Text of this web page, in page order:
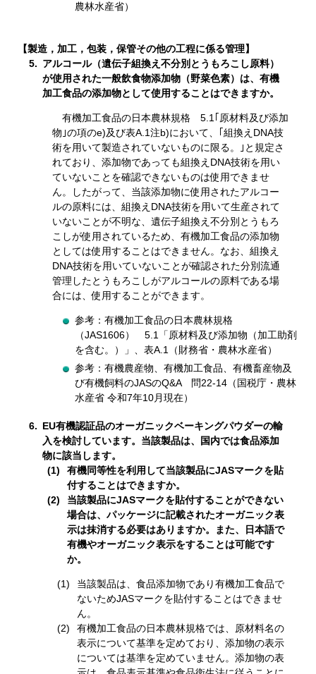
農林水産省）
【製造，加工，包装，保管その他の工程に係る管理】
5. アルコール（遺伝子組換え不分別とうもろこし原料）
が使用された一般飲食物添加物（野菜色素）は、有機
加工食品の添加物として使用することはできますか。
有機加工食品の日本農林規格 5.1｢原材料及び添加
物｣の項のe)及び表A.1注b)において、｢組換えDNA技
術を用いて製造されていないものに限る。｣と規定さ
れており、添加物であっても組換えDNA技術を用い
ていないことを確認できないものは使用できませ
ん。したがって、当該添加物に使用されたアルコー
ルの原料には、組換えDNA技術を用いて生産されて
いないことが不明な、遺伝子組換え不分別とうもろ
こしが使用されているため、有機加工食品の添加物
としては使用することはできません。なお、組換え
DNA技術を用いていないことが確認された分別流通
管理したとうもろこしがアルコールの原料である場
合には、使用することができます。
参考：有機加工食品の日本農林規格
（JAS1606） 5.1「原材料及び添加物（加工助剤
を含む。）」、表A.1（財務省・農林水産省）
参考：有機農産物、有機加工食品、有機畜産物及
び有機飼料のJASのQ&A 問22-14（国税庁・農林
水産省 令和7年10月現在）
6. EU有機認証品のオーガニックベーキングパウダーの輸
入を検討しています。当該製品は、国内では食品添加
物に該当します。
有機同等性を利用して当該製品にJASマークを貼
付することはできますか。
当該製品にJASマークを貼付することができない
場合は、パッケージに記載されたオーガニック表
示は抹消する必要はありますか。また、日本語で
有機やオーガニック表示をすることは可能です
か。
当該製品は、食品添加物であり有機加工食品で
ないためJASマークを貼付することはできませ
ん。
有機加工食品の日本農林規格では、原材料名の
表示について基準を定めており、添加物の表示
については基準を定めていません。添加物の表